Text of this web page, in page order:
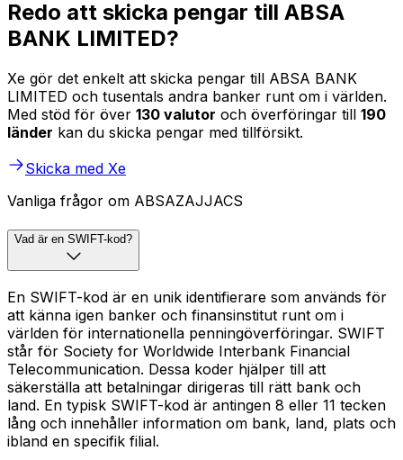
Redo att skicka pengar till ABSA
BANK LIMITED?
Xe gör det enkelt att skicka pengar till ABSA BANK
LIMITED och tusentals andra banker runt om i världen.
Med stöd för över 130 valutor och överföringar till 190
länder kan du skicka pengar med tillförsikt.
Skicka med Xe
Vanliga frågor om ABSAZAJJACS
Vad är en SWIFT-kod?
En SWIFT-kod är en unik identifierare som används för
att känna igen banker och finansinstitut runt om i
världen för internationella penningöverföringar. SWIFT
står för Society for Worldwide Interbank Financial
Telecommunication. Dessa koder hjälper till att
säkerställa att betalningar dirigeras till rätt bank och
land. En typisk SWIFT-kod är antingen 8 eller 11 tecken
lång och innehåller information om bank, land, plats och
ibland en specifik filial.